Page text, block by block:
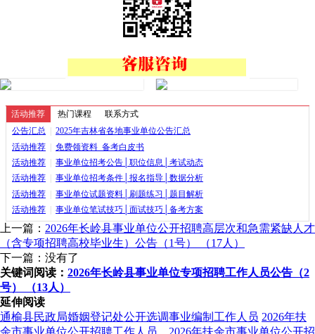
活动推荐 热门课程 联系方式
公告汇总
2025年吉林省各地事业单位公告汇总
活动推荐
免费领资料_备考白皮书
活动推荐
事业单位招考公告│职位信息│考试动态
活动推荐
事业单位招考条件│报名指导│数据分析
活动推荐
事业单位试题资料│刷题练习│题目解析
活动推荐
事业单位笔试技巧│面试技巧│备考方案
上一篇： 2026年长岭县事业单位公开招聘高层次和急需紧缺人才
（含专项招聘高校毕业生）公告（1号） （17人）
下一篇：没有了
关键词阅读： 2026年长岭县事业单位专项招聘工作人员公告（2
号） （13人）
延伸阅读
通榆县民政局婚姻登记处公开选调事业编制工作人员 2026年扶